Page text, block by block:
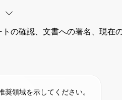
の確認、文書への署名、現在
領域を示してください。